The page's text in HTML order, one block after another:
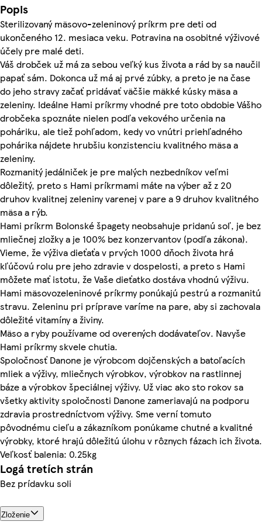
Popis
Sterilizovaný mäsovo-zeleninový príkrm pre deti od
ukončeného 12. mesiaca veku. Potravina na osobitné výživové
účely pre malé deti.
Váš drobček už má za sebou veľký kus života a rád by sa naučil
papať sám. Dokonca už má aj prvé zúbky, a preto je na čase
do jeho stravy začať pridávať väčšie mäkké kúsky mäsa a
zeleniny. Ideálne Hami príkrmy vhodné pre toto obdobie Vášho
drobčeka spoznáte nielen podľa vekového určenia na
poháriku, ale tiež pohľadom, kedy vo vnútri priehľadného
pohárika nájdete hrubšiu konzistenciu kvalitného mäsa a
zeleniny.
Rozmanitý jedálniček je pre malých nezbedníkov veľmi
dôležitý, preto s Hami príkrmami máte na výber až z 20
druhov kvalitnej zeleniny varenej v pare a 9 druhov kvalitného
mäsa a rýb.
Hami príkrm Bolonské špagety neobsahuje pridanú soľ, je bez
mliečnej zložky a je 100% bez konzervantov (podľa zákona).
Vieme, že výživa dieťaťa v prvých 1000 dňoch života hrá
kľúčovú rolu pre jeho zdravie v dospelosti, a preto s Hami
môžete mať istotu, že Vaše dieťatko dostáva vhodnú výživu.
Hami mäsovozeleninové príkrmy ponúkajú pestrú a rozmanitú
stravu. Zeleninu pri príprave varíme na pare, aby si zachovala
dôležité vitamíny a živiny.
Mäso a ryby používame od overených dodávateľov. Navyše
Hami príkrmy skvele chutia.
Spoločnosť Danone je výrobcom dojčenských a batoľacích
mliek a výživy, mliečnych výrobkov, výrobkov na rastlinnej
báze a výrobkov špeciálnej výživy. Už viac ako sto rokov sa
všetky aktivity spoločnosti Danone zameriavajú na podporu
zdravia prostredníctvom výživy. Sme verní tomuto
pôvodnému cieľu a zákazníkom ponúkame chutné a kvalitné
výrobky, ktoré hrajú dôležitú úlohu v rôznych fázach ich života.
Veľkosť balenia: 0.25kg
Logá tretích strán
Bez prídavku soli
Zloženie